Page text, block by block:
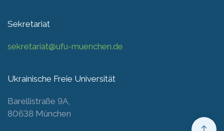
Sekretariat
sekretariat@ufu-muenchen.de
Ukrainische Freie Universität
Barellistraße 9A,
80638 München